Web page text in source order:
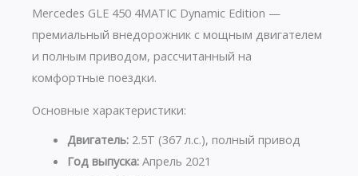
Mercedes GLE 450 4MATIC Dynamic Edition —
премиальный внедорожник с мощным двигателем
и полным приводом, рассчитанный на
комфортные поездки.
Основные характеристики:
Двигатель:2.5T (367 л.с.), полный привод
Год выпуска:Апрель 2021